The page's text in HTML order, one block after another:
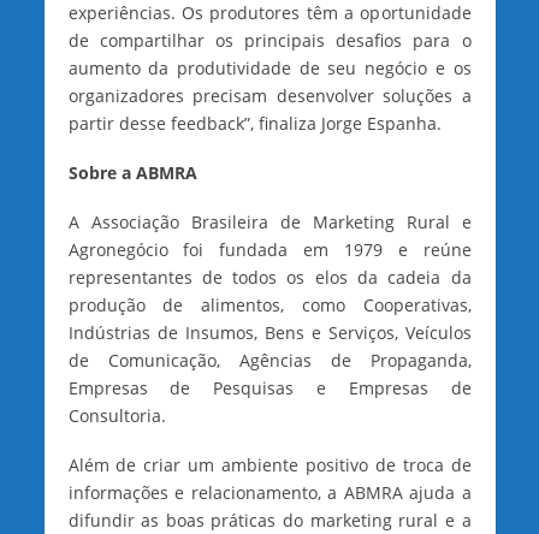
experiências. Os produtores têm a oportunidade
de compartilhar os principais desafios para o
aumento da produtividade de seu negócio e os
organizadores precisam desenvolver soluções a
partir desse feedback”, finaliza Jorge Espanha.
Sobre a ABMRA
A Associação Brasileira de Marketing Rural e
Agronegócio foi fundada em 1979 e reúne
representantes de todos os elos da cadeia da
produção de alimentos, como Cooperativas,
Indústrias de Insumos, Bens e Serviços, Veículos
de Comunicação, Agências de Propaganda,
Empresas de Pesquisas e Empresas de
Consultoria.
Além de criar um ambiente positivo de troca de
informações e relacionamento, a ABMRA ajuda a
difundir as boas práticas do marketing rural e a